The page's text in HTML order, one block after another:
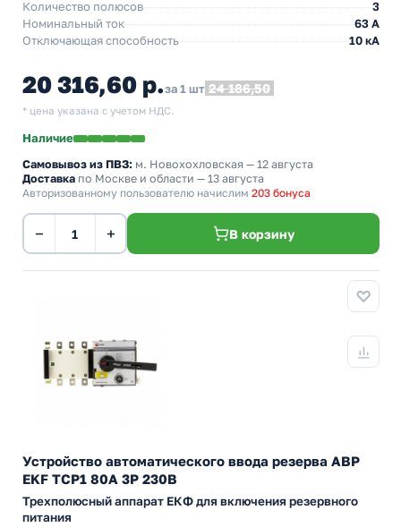
Количество полюсов
3
Номинальный ток
63 А
Отключающая способность
10 кА
20 316,60 р.за 1 шт 24 186,50
* цена указана с учетом НДС.
Наличие
Самовывоз из ПВЗ: м. Новохохловская — 12 августа
Доставка по Москве и области — 13 августа
Авторизованному пользователю начислим 203 бонуса
− + В корзину
Устройство автоматического ввода резерва АВР
EKF ТСР1 80А 3Р 230В
Трехполюсный аппарат ЕКФ для включения резервного
питания